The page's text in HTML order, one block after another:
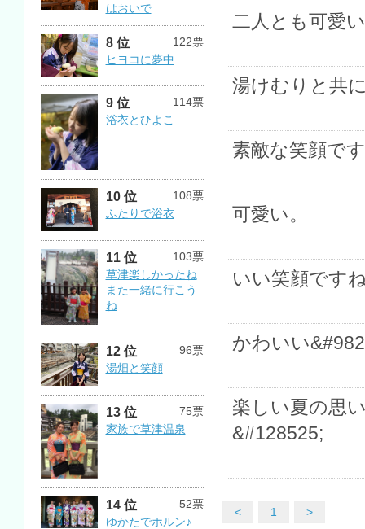
はおいで
8 位
122票
ヒヨコに夢中
9 位
114票
浴衣とひよこ
10 位
108票
ふたりで浴衣
11 位
103票
草津楽しかったね
また一緒に行こう
ね
12 位
96票
湯畑と笑顔
13 位
75票
家族で草津温泉
14 位
52票
ゆかたでホルン♪
二人とも可愛
湯けむりと共
素敵な笑顔で
可愛い。
いい笑顔です
かわいい
楽しい夏の思
&#128525;
< 1 >